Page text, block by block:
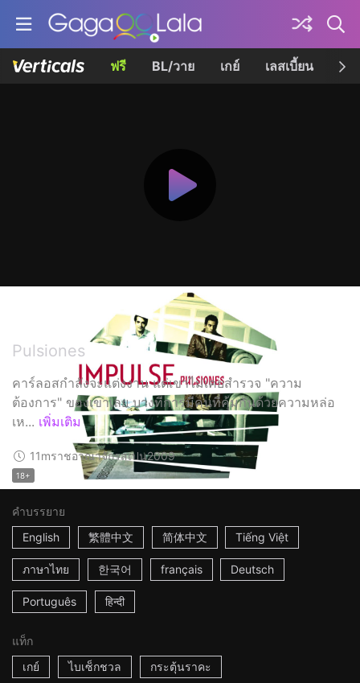
ฟรี BL/วาย เกย์ เลสเบี้ยน เค
Pulsiones
คาร์ลอสกำลังจะแต่งงาน แต่เขาไม่เคยสำรวจ "ความ
ต้องการ" ของเขาเลย บางทีการมีคนที่คุ้มกันด้วยความหล่อ
เห... เพิ่มเติม
11mราชอาณาจักรสเปน2009
18+
คำบรรยาย
English
繁體中文 简体中文 Tiếng Việt
ภาษาไทย 한국어 français Deutsch
Português हिन्दी
แท็ก
เกย์
ไบเซ็กชวล กระตุ้นราคะ